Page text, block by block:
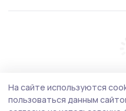
На сайте используются
пользоваться данным